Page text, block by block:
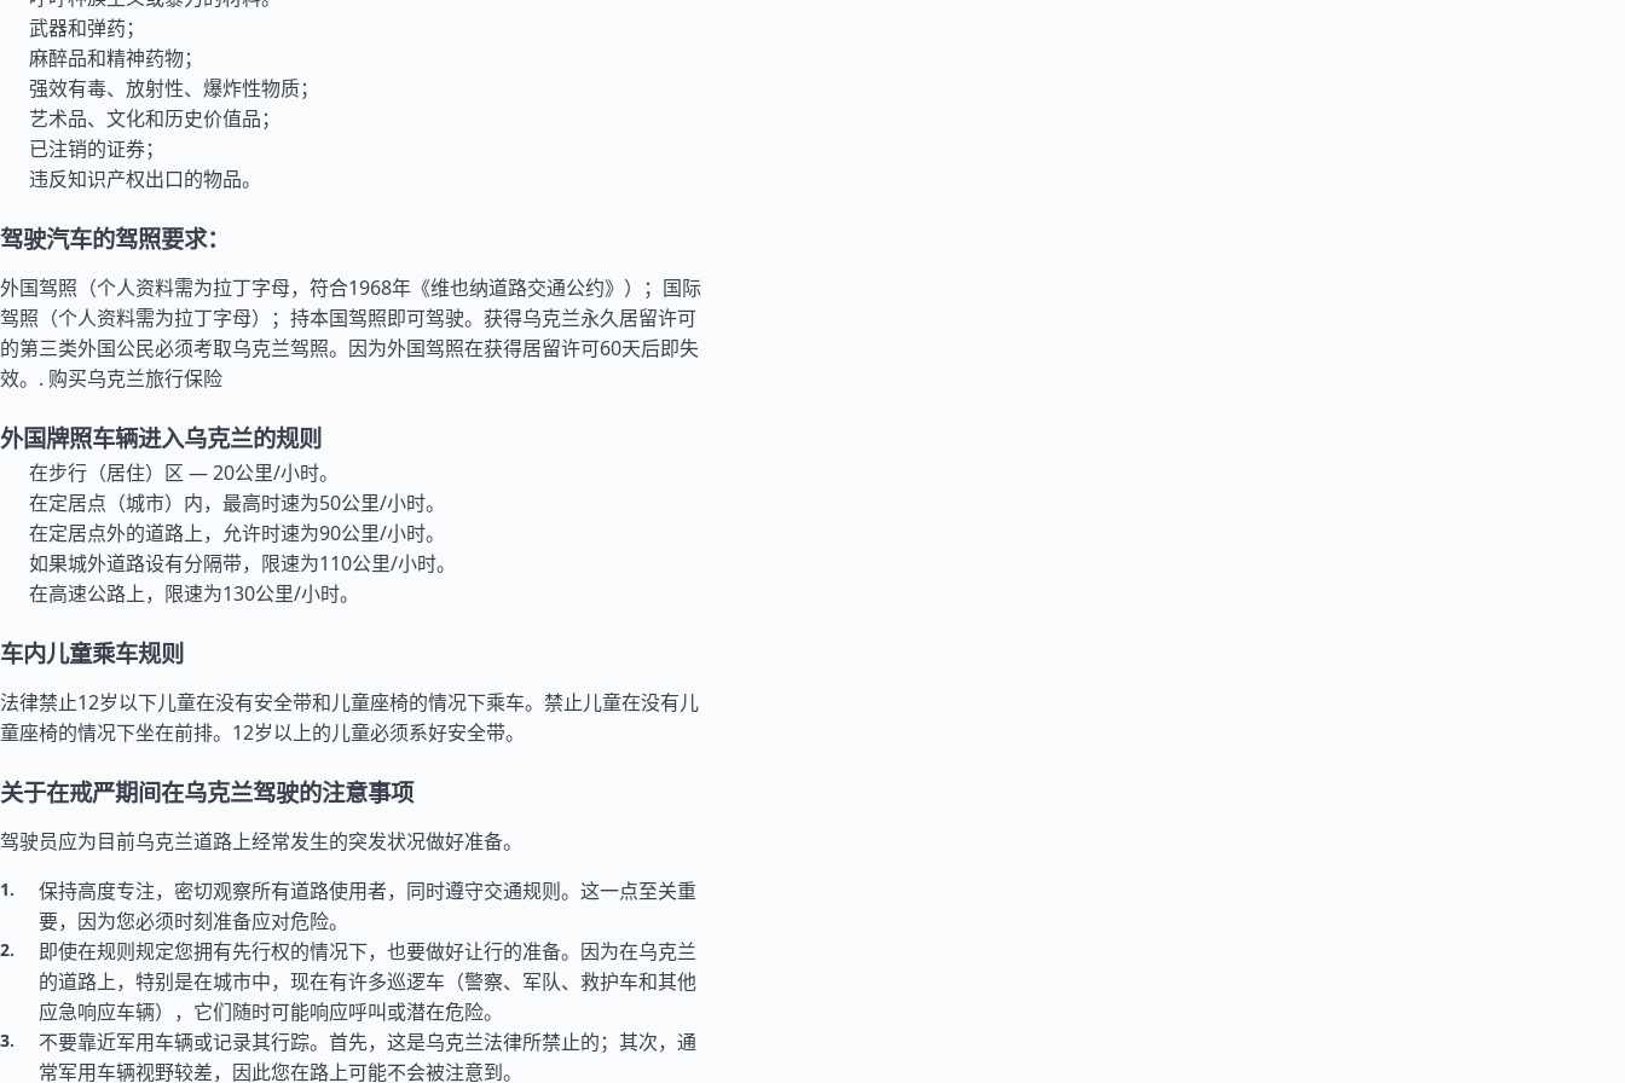
武器和弹药；
麻醉品和精神药物；
强效有毒、放射性、爆炸性物质；
艺术品、文化和历史价值品；
已注销的证券；
违反知识产权出口的物品。
驾驶汽车的驾照要求：
外国驾照（个人资料需为拉丁字母，符合1968年《维也纳道路交通公约》）；国际
驾照（个人资料需为拉丁字母）；持本国驾照即可驾驶。获得乌克兰永久居留许可
的第三类外国公民必须考取乌克兰驾照。因为外国驾照在获得居留许可60天后即失
效。. 购买乌克兰旅行保险
外国牌照车辆进入乌克兰的规则
在步行（居住）区 — 20公里/小时。
在定居点（城市）内，最高时速为50公里/小时。
在定居点外的道路上，允许时速为90公里/小时。
如果城外道路设有分隔带，限速为110公里/小时。
在高速公路上，限速为130公里/小时。
车内儿童乘车规则
法律禁止12岁以下儿童在没有安全带和儿童座椅的情况下乘车。禁止儿童在没有儿
童座椅的情况下坐在前排。12岁以上的儿童必须系好安全带。
关于在戒严期间在乌克兰驾驶的注意事项
驾驶员应为目前乌克兰道路上经常发生的突发状况做好准备。
保持高度专注，密切观察所有道路使用者，同时遵守交通规则。这一点至关重
要，因为您必须时刻准备应对危险。
即使在规则规定您拥有先行权的情况下，也要做好让行的准备。因为在乌克兰
的道路上，特别是在城市中，现在有许多巡逻车（警察、军队、救护车和其他
应急响应车辆），它们随时可能响应呼叫或潜在危险。
不要靠近军用车辆或记录其行踪。首先，这是乌克兰法律所禁止的；其次，通
常军用车辆视野较差，因此您在路上可能不会被注意到。